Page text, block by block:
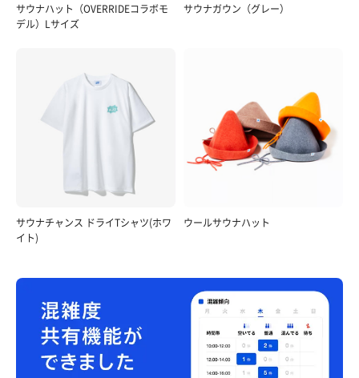
サウナハット（OVERRIDEコラボモ
デル）Lサイズ
サウナガウン（グレー）
サウナチャンス ドライTシャツ(ホワ
イト)
ウールサウナハット